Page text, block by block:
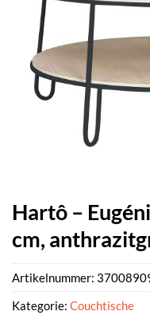
Hartô –
cm,
Artikelnummer:
Kategorie: Couchtische